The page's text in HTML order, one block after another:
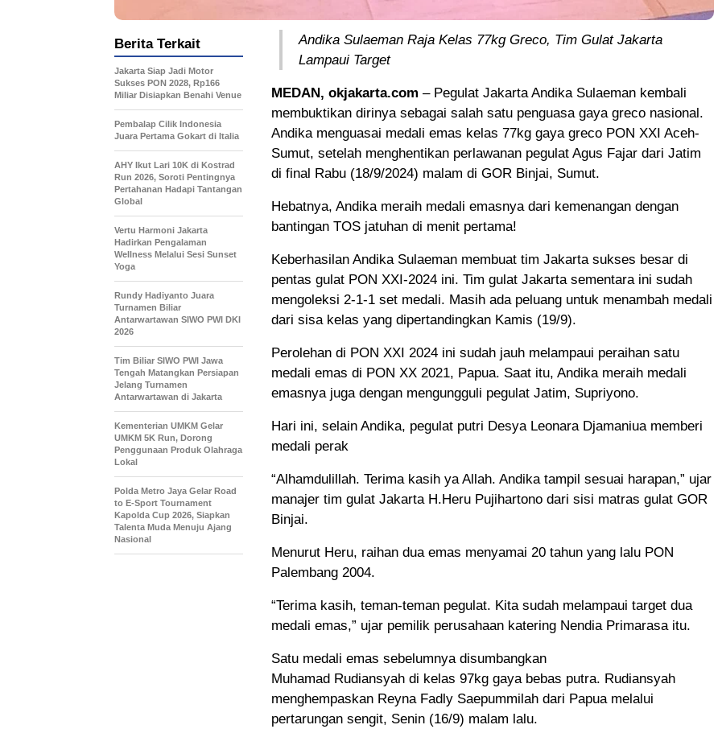
Andika Sulaeman Raja Kelas 77kg Greco, Tim Gulat Jakarta
Lampaui Target
MEDAN, okjakarta.com – Pegulat Jakarta Andika Sulaeman kembali
membuktikan dirinya sebagai salah satu penguasa gaya greco nasional.
Andika menguasai medali emas kelas 77kg gaya greco PON XXI Aceh-
Sumut, setelah menghentikan perlawanan pegulat Agus Fajar dari Jatim
di final Rabu (18/9/2024) malam di GOR Binjai, Sumut.
Hebatnya, Andika meraih medali emasnya dari kemenangan dengan
bantingan TOS jatuhan di menit pertama!
Keberhasilan Andika Sulaeman membuat tim Jakarta sukses besar di
pentas gulat PON XXI-2024 ini. Tim gulat Jakarta sementara ini sudah
mengoleksi 2-1-1 set medali. Masih ada peluang untuk menambah medali
dari sisa kelas yang dipertandingkan Kamis (19/9).
Perolehan di PON XXI 2024 ini sudah jauh melampaui peraihan satu
medali emas di PON XX 2021, Papua. Saat itu, Andika meraih medali
emasnya juga dengan mengungguli pegulat Jatim, Supriyono.
Hari ini, selain Andika, pegulat putri Desya Leonara Djamaniua memberi
medali perak
“Alhamdulillah. Terima kasih ya Allah. Andika tampil sesuai harapan,” ujar
manajer tim gulat Jakarta H.Heru Pujihartono dari sisi matras gulat GOR
Binjai.
Menurut Heru, raihan dua emas menyamai 20 tahun yang lalu PON
Palembang 2004.
“Terima kasih, teman-teman pegulat. Kita sudah melampaui target dua
medali emas,” ujar pemilik perusahaan katering Nendia Primarasa itu.
Satu medali emas sebelumnya disumbangkan
Muhamad Rudiansyah di kelas 97kg gaya bebas putra. Rudiansyah
menghempaskan Reyna Fadly Saepummilah dari Papua melalui
pertarungan sengit, Senin (16/9) malam lalu.
Berita Terkait
Jakarta Siap Jadi Motor
Sukses PON 2028, Rp166
Miliar Disiapkan Benahi Venue
Pembalap Cilik Indonesia
Juara Pertama Gokart di Italia
AHY Ikut Lari 10K di Kostrad
Run 2026, Soroti Pentingnya
Pertahanan Hadapi Tantangan
Global
Vertu Harmoni Jakarta
Hadirkan Pengalaman
Wellness Melalui Sesi Sunset
Yoga
Rundy Hadiyanto Juara
Turnamen Biliar
Antarwartawan SIWO PWI DKI
2026
Tim Biliar SIWO PWI Jawa
Tengah Matangkan Persiapan
Jelang Turnamen
Antarwartawan di Jakarta
Kementerian UMKM Gelar
UMKM 5K Run, Dorong
Penggunaan Produk Olahraga
Lokal
Polda Metro Jaya Gelar Road
to E-Sport Tournament
Kapolda Cup 2026, Siapkan
Talenta Muda Menuju Ajang
Nasional